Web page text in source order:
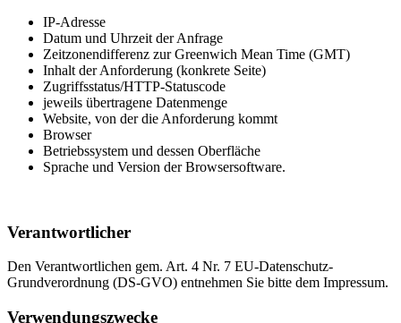
IP-Adresse
Datum und Uhrzeit der Anfrage
Zeitzonendifferenz zur Greenwich Mean Time (GMT)
Inhalt der Anforderung (konkrete Seite)
Zugriffsstatus/HTTP-Statuscode
jeweils übertragene Datenmenge
Website, von der die Anforderung kommt
Browser
Betriebssystem und dessen Oberfläche
Sprache und Version der Browsersoftware.
Verantwortlicher
Den Verantwortlichen gem. Art. 4 Nr. 7 EU-Datenschutz-
Grundverordnung (DS-GVO) entnehmen Sie bitte dem Impressum.
Verwendungszwecke